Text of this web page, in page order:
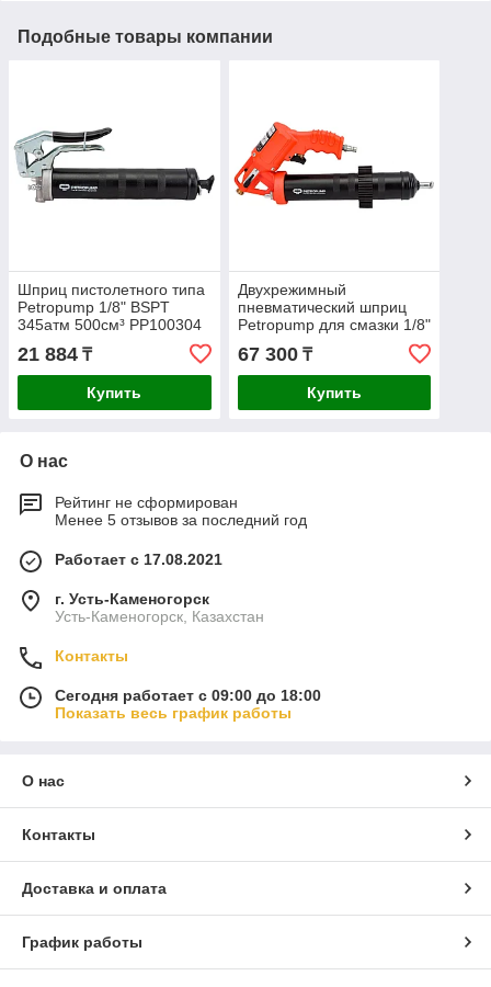
Подобные товары компании
Шприц пистолетного типа
Petropump 1/8" BSPT
345атм 500см³ PP100304
21 884 ₸
Купить
Двухрежимный
пневматический шприц
Petropump для смазки 1/8"
BSPT 500см³ 413бар
PP100307
67 300₸
Купить
О нас
Рейтинг не сформирован
Менее 5 отзывов за последний год
Работает с 17.08.2021
г. Усть-Каменогорск
Усть-Каменогорск, Казахстан
Контакты
Сегодня работает с 09:00 до 18:00
Показать весь график работы
О нас
Контакты
Доставка и оплата
График работы